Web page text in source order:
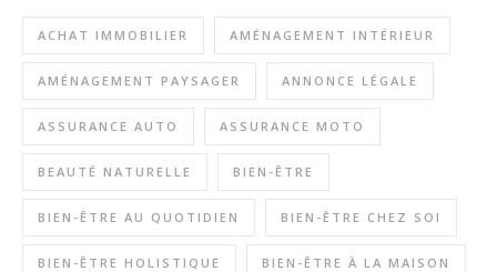
ACHAT IMMOBILIER AMÉNAGEMENT INTÉRIEUR
AMÉNAGEMENT PAYSAGER ANNONCE LÉGALE
ASSURANCE AUTO ASSURANCE MOTO
BEAUTÉ NATURELLE BIEN-ÊTRE
BIEN-ÊTRE AU QUOTIDIEN BIEN-ÊTRE CHEZ SOI
BIEN-ÊTRE HOLISTIQUE BIEN-ÊTRE À LA MAISON